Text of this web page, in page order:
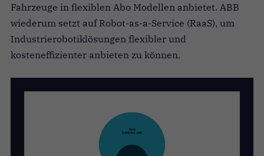
Fahrzeuge in flexiblen Abo Modellen anbietet. ABB
wiederum setzt auf Robot-as-a-Service (RaaS), um
Industrierobotiklösungen flexibler und
kosteneffizienter anbieten zu können.